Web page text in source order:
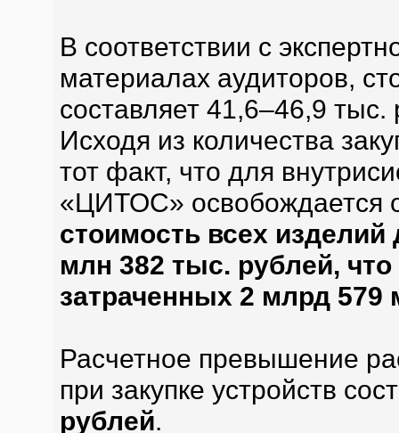
В соответствии с
материалах аудиторов,
составляет 41,6–46,9
Исходя из количества
тот факт, что для
«ЦИТОС» освобождается
стоимость всех
млн 382 тыс. рублей, что
затраченных 2 млрд 579
Расчетное превышение
при закупке устройств
рублей.